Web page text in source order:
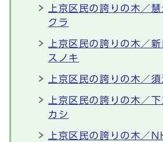
上京区民の誇りの木／
クラ
上京区民の誇りの木／
スノキ
上京区民の誇りの木／
上京区民の誇りの木／
カシ
上京区民の誇りの木／